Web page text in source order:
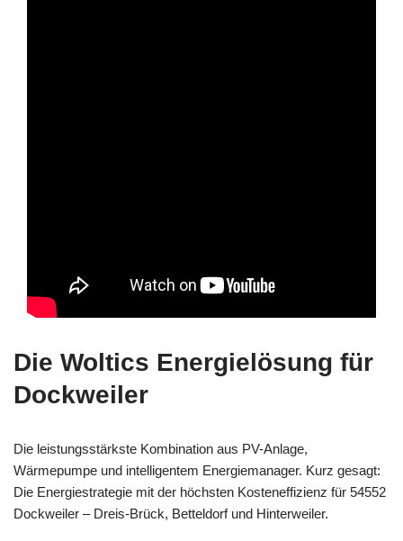
Die Woltics Energielösung für
Dockweiler
Die leistungsstärkste Kombination aus PV-Anlage,
Wärmepumpe und intelligentem Energiemanager. Kurz gesagt:
Die Energiestrategie mit der höchsten Kosteneffizienz für 54552
Dockweiler – Dreis-Brück, Betteldorf und Hinterweiler.